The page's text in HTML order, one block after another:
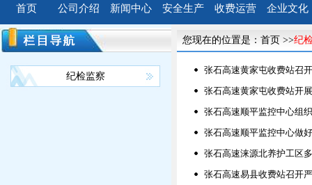
首页 公司介绍 新闻中心 安全生产 收费运营 企业文化
纪检监察
您现在的位置是： 首页 >>纪
张石高速黄家屯收费站召
张石高速黄家屯收费站开
张石高速顺平监控中心组
张石高速顺平监控中心做
张石高速涞源北养护工区
张石高速易县收费站召开